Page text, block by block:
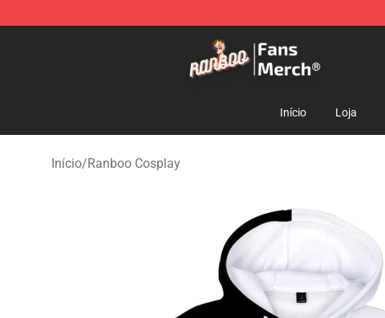
Ranboo Store - Official Ranboo Merchandise Shop
Início Loja
Início/Ranboo Cosplay